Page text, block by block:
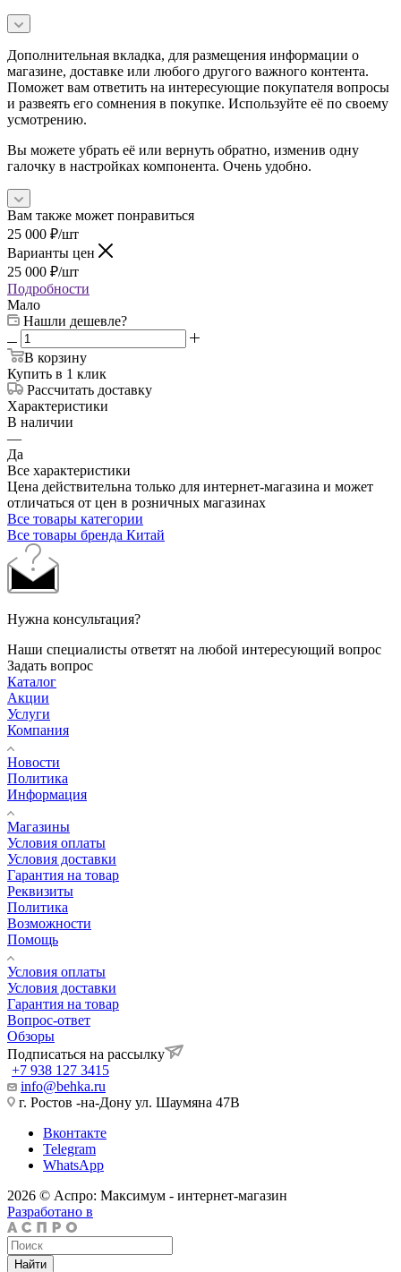
Дополнительная вкладка, для размещения информации о
магазине, доставке или любого другого важного контента.
Поможет вам ответить на интересующие покупателя вопросы
и развеять его сомнения в покупке. Используйте её по своему
усмотрению.
Вы можете убрать её или вернуть обратно, изменив одну
галочку в настройках компонента. Очень удобно.
Вам также может понравиться
25 000 ₽/шт
Варианты цен
25 000 ₽/шт
Подробности
Мало
Нашли дешевле?
В корзину
Купить в 1 клик
Рассчитать доставку
Характеристики
В наличии
—
Да
Все характеристики
Цена действительна только для интернет-магазина и может
отличаться от цен в розничных магазинах
Все товары категории
Все товары бренда Китай
Нужна консультация?
Наши специалисты ответят на любой интересующий вопрос
Задать вопрос
Каталог
Акции
Услуги
Компания
Новости
Политика
Информация
Магазины
Условия оплаты
Условия доставки
Гарантия на товар
Реквизиты
Политика
Возможности
Помощь
Условия оплаты
Условия доставки
Гарантия на товар
Вопрос-ответ
Обзоры
Подписаться на рассылку
+7 938 127 3415
info@behka.ru
г. Ростов -на-Дону ул. Шаумяна 47В
Вконтакте
Telegram
WhatsApp
2026 © Аспро: Максимум - интернет-магазин
Разработано в
Найти